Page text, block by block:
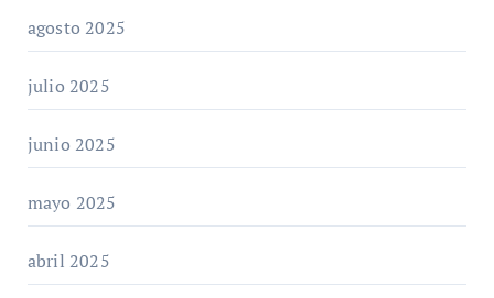
agosto 2025
julio 2025
junio 2025
mayo 2025
abril 2025